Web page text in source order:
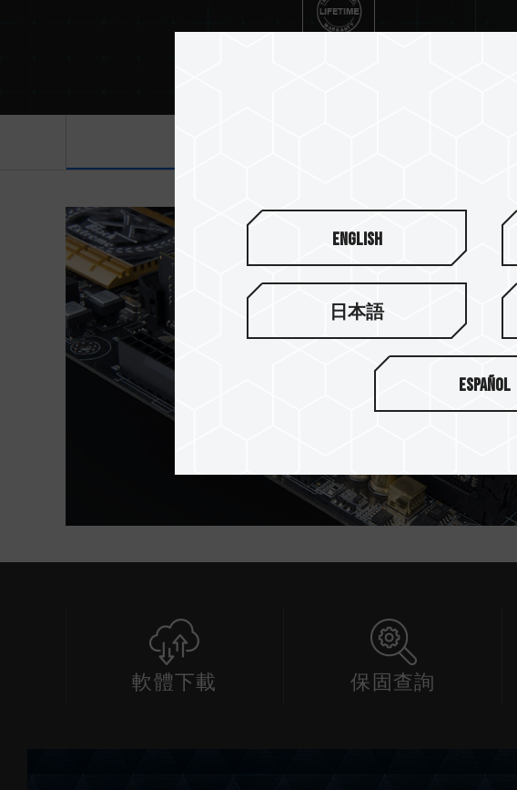
軟體下載 保固查詢
English
日本語
Español